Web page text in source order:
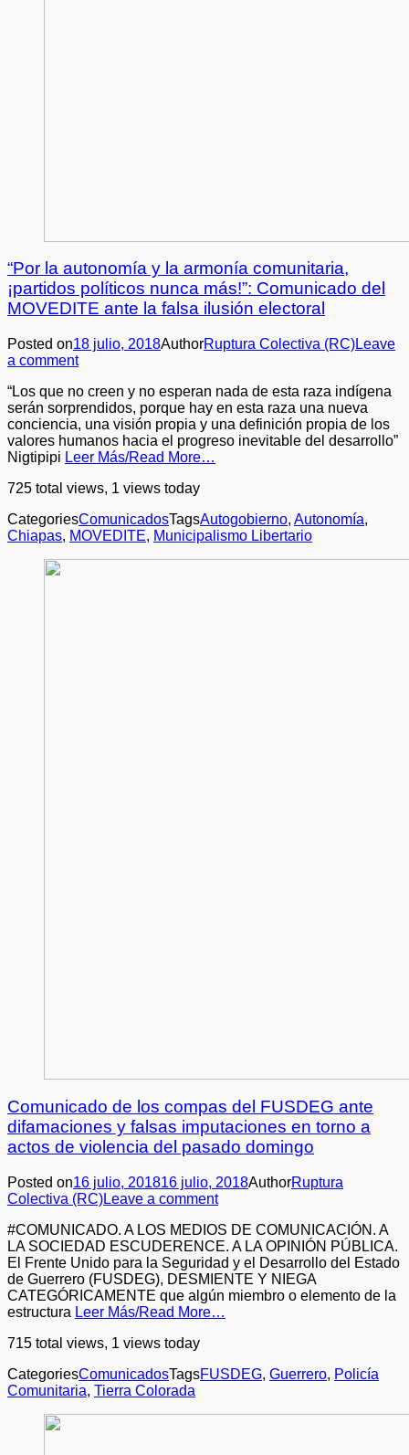
“Por la autonomía y la armonía comunitaria,
¡partidos políticos nunca más!”: Comunicado del
MOVEDITE ante la falsa ilusión electoral
Posted on18 julio, 2018AuthorRuptura Colectiva (RC)Leave
a comment
“Los que no creen y no esperan nada de esta raza indígena
serán sorprendidos, porque hay en esta raza una nueva
conciencia, una visión propia y una definición propia de los
valores humanos hacia el progreso inevitable del desarrollo”
Nigtipipi Leer Más/Read More…
725 total views, 1 views today
CategoriesComunicadosTagsAutogobierno, Autonomía,
Chiapas, MOVEDITE, Municipalismo Libertario
Comunicado de los compas del FUSDEG ante
difamaciones y falsas imputaciones en torno a
actos de violencia del pasado domingo
Posted on16 julio, 201816 julio, 2018AuthorRuptura
Colectiva (RC)Leave a comment
#COMUNICADO. A LOS MEDIOS DE COMUNICACIÓN. A
LA SOCIEDAD ESCUDERENCE. A LA OPINIÓN PÚBLICA.
El Frente Unido para la Seguridad y el Desarrollo del Estado
de Guerrero (FUSDEG), DESMIENTE Y NIEGA
CATEGÓRICAMENTE que algún miembro o elemento de la
estructura Leer Más/Read More…
715 total views, 1 views today
CategoriesComunicadosTagsFUSDEG, Guerrero, Policía
Comunitaria, Tierra Colorada